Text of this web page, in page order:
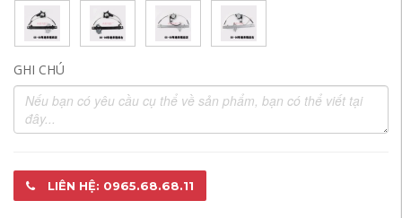
GHI CHÚ
LIÊN HỆ: 0965.68.68.11